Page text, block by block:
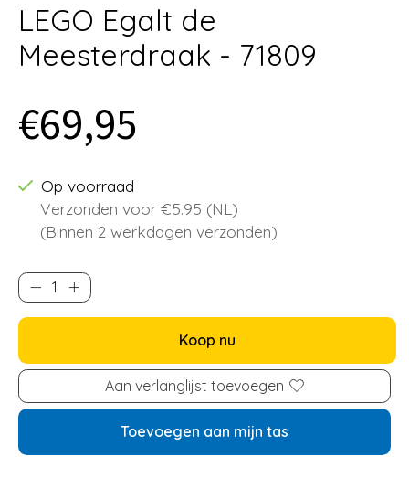
LEGO Egalt de
Meesterdraak - 71809
€69,95
Op voorraad
Verzonden voor €5.95 (NL)
(Binnen 2 werkdagen verzonden)
Koop nu
Aan verlanglijst toevoegen
Toevoegen aan mijn tas